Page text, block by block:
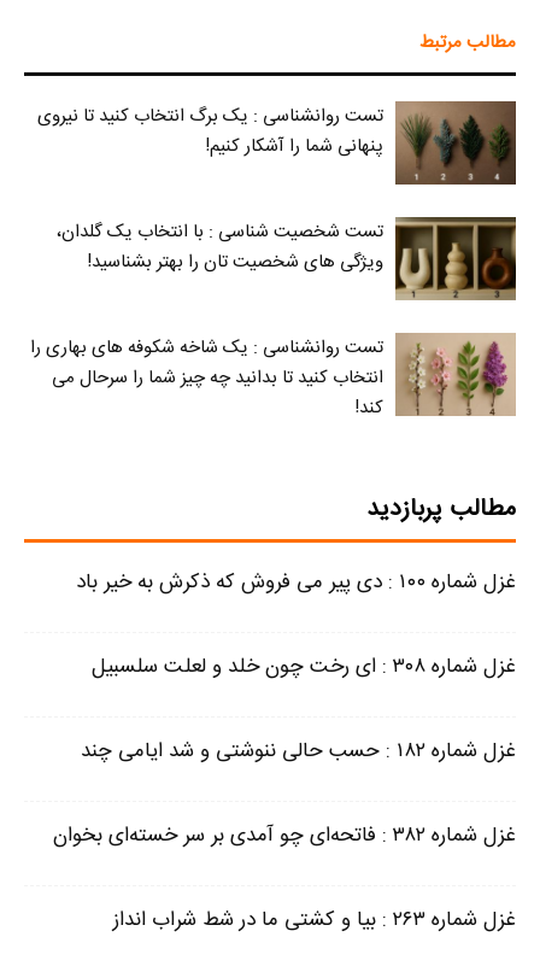
مطالب مرتبط
تست روانشناسی : یک برگ انتخاب کنید تا نیروی
پنهانی شما را آشکار کنیم!
تست شخصیت شناسی : با انتخاب یک گلدان،
ویژگی های شخصیت تان را بهتر بشناسید!
تست روانشناسی : یک شاخه شکوفه های بهاری را
انتخاب کنید تا بدانید چه چیز شما را سرحال می‌
کند!
مطالب پربازدید
غزل شماره ۱۰۰ : دی پیر می فروش که ذکرش به خیر باد
غزل شماره ۳۰۸ : ای رخت چون خلد و لعلت سلسبیل
غزل شماره ۱۸۲ : حسب حالی ننوشتی و شد ایامی چند
غزل شماره ۳۸۲ : فاتحه‌ای چو آمدی بر سر خسته‌ای بخوان
غزل شماره ۲۶۳ : بیا و کشتی ما در شط شراب انداز